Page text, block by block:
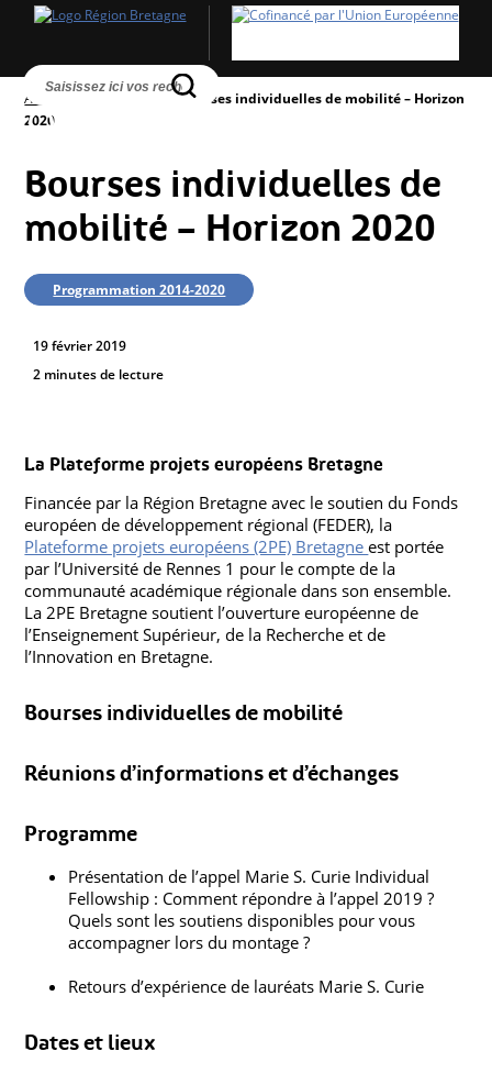
Accueil >Bourses individuelles de mobilité – Horizon
2020
Bourses individuelles de
mobilité – Horizon 2020
Programmation 2014-2020
19 février 2019
2 minutes de lecture
La Plateforme projets européens Bretagne
Financée par la Région Bretagne avec le soutien du Fonds
européen de développement régional (FEDER), la
Plateforme projets européens (2PE) Bretagneest portée
par l’Université de Rennes 1 pour le compte de la
communauté académique régionale dans son ensemble.
La 2PE Bretagne soutient l’ouverture européenne de
l’Enseignement Supérieur, de la Recherche et de
l’Innovation en Bretagne.
Bourses individuelles de mobilité
Réunions d’informations et d’échanges
Programme
Présentation de l’appel Marie S. Curie Individual
Fellowship : Comment répondre à l’appel 2019 ?
Quels sont les soutiens disponibles pour vous
accompagner lors du montage ?
Retours d’expérience de lauréats Marie S. Curie
Dates et lieux